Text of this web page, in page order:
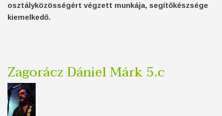
osztályközösségért végzett munkája, segítőkészsége
kiemelkedő.
Zagorácz Dániel Márk 5.c